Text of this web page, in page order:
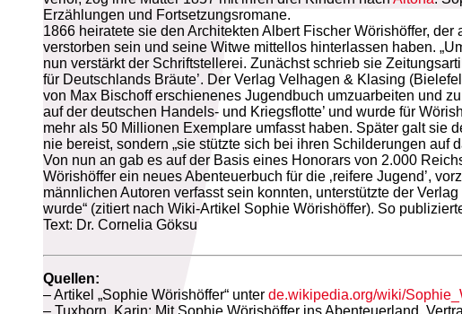
Erzählungen und Fortsetzungsromane.
1866 heiratete sie den Architekten Albert Fischer Wörishöffer,
verstorben sein und seine Witwe mittellos hinterlassen haben.
nun verstärkt der Schriftstellerei. Zunächst schrieb sie
für Deutschlands Bräute’. Der Verlag Velhagen & Klasing
von Max Bischoff erschienenes Jugendbuch umzuarbeiten und
auf der deutschen Handels- und Kriegsflotte’ und wurde für
mehr als 50 Millionen Exemplare umfasst haben. Später galt sie
nie bereist, sondern „sie stützte sich bei ihren Schilderungen
Von nun an gab es auf der Basis eines Honorars von 2.000
Wörishöffer ein neues Abenteuerbuch für die ‚reifere Jugend’,
männlichen Autoren verfasst sein konnten, unterstützte der
wurde“ (zitiert nach Wiki-Artikel Sophie Wörishöffer). So
Text: Dr. Cornelia Göksu
Quellen:
– Artikel „Sophie Wörishöffer“ unter de.wikipedia.org/wiki/
– Tuxhorn, Karin: Mit Sophie Wörishöffer ins Abenteuerland.